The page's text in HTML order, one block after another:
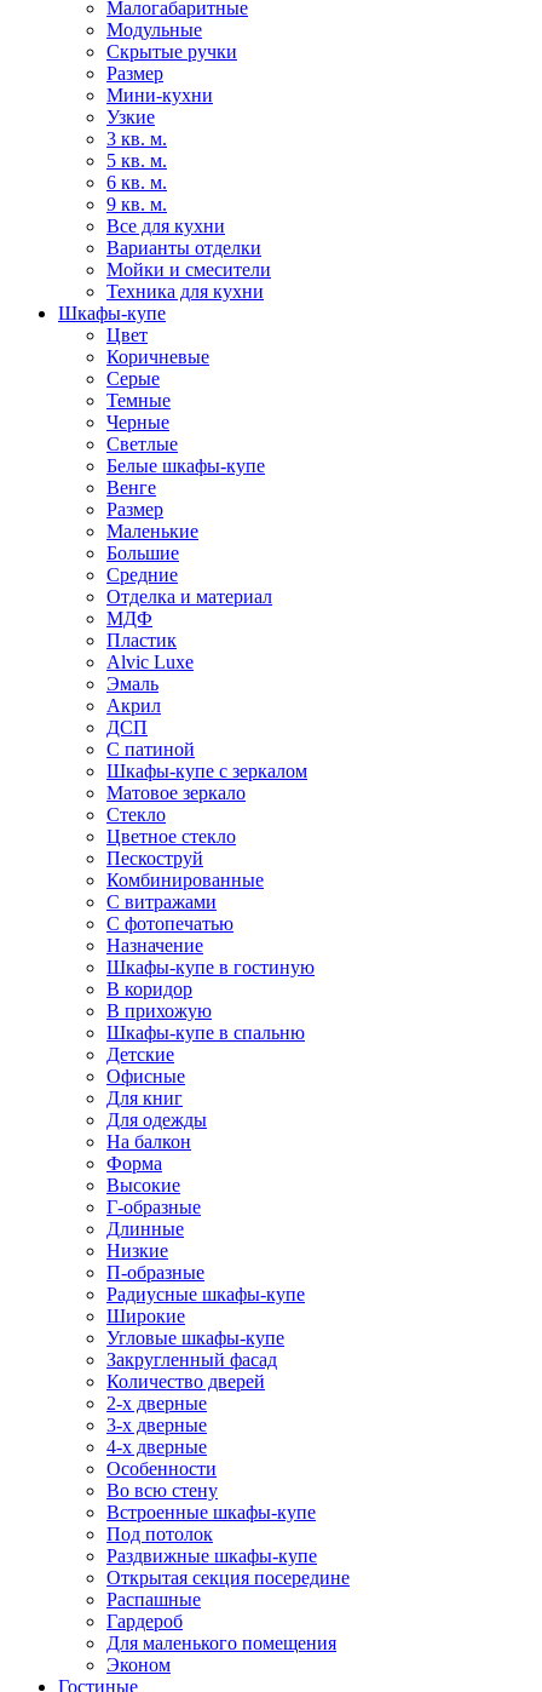
Малогабаритные
Модульные
Скрытые ручки
Размер
Мини-кухни
Узкие
3 кв. м.
5 кв. м.
6 кв. м.
9 кв. м.
Все для кухни
Варианты отделки
Мойки и смесители
Техника для кухни
Шкафы-купе
Цвет
Коричневые
Серые
Темные
Черные
Светлые
Белые шкафы-купе
Венге
Размер
Маленькие
Большие
Средние
Отделка и материал
МДФ
Пластик
Alvic Luxe
Эмаль
Акрил
ДСП
С патиной
Шкафы-купе с зеркалом
Матовое зеркало
Стекло
Цветное стекло
Пескоструй
Комбинированные
С витражами
С фотопечатью
Назначение
Шкафы-купе в гостиную
В коридор
В прихожую
Шкафы-купе в спальню
Детские
Офисные
Для книг
Для одежды
На балкон
Форма
Высокие
Г-образные
Длинные
Низкие
П-образные
Радиусные шкафы-купе
Широкие
Угловые шкафы-купе
Закругленный фасад
Количество дверей
2-х дверные
3-х дверные
4-х дверные
Особенности
Во всю стену
Встроенные шкафы-купе
Под потолок
Раздвижные шкафы-купе
Открытая секция посередине
Распашные
Гардероб
Для маленького помещения
Эконом
Гостиные